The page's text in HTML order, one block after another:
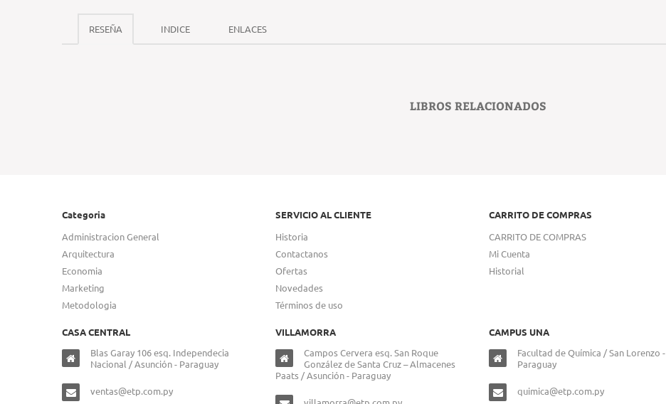
RESEÑA INDICE ENLACES
LIBROS RELACIONADOS
Categoria
Administracion General
Arquitectura
Economia
Marketing
Metodologia
SERVICIO AL CLIENTE
Historia
Contactanos
Ofertas
Novedades
Términos de uso
CARRITO DE COMPRAS
CARRITO DE COMPRAS
Mi Cuenta
Historial
CASA CENTRAL
Blas Garay 106 esq. Independecia
Nacional / Asunción - Paraguay
ventas@etp.com.py
VILLAMORRA
Campos Cervera esq. San Roque
González de Santa Cruz – Almacenes
Paats / Asunción - Paraguay
CAMPUS UNA
Facultad de Química / San Lorenzo -
Paraguay
quimica@etp.com.py